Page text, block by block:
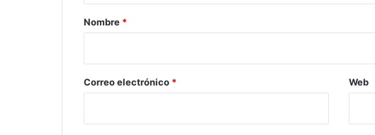
r
*
Nombre *
Correo electrónico * Web